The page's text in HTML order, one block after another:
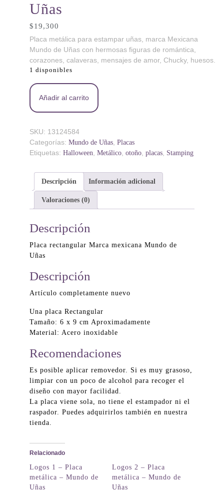
Uñas
$19,300
Placa metálica para estampar uñas, marca Mexicana
Mundo de Uñas con hermosas figuras de romántica,
corazones, calaveras, mensajes de amor, Chucky, huesos.
1 disponibles
Autum 5 - Placa metálica - Mundo de Uñas cantidad
Añadir al carrito
SKU: 13124584
Categorías: Mundo de Uñas, Placas
Etiquetas: Halloween, Metálico, otoño, placas, Stamping
Descripción Información adicional
Valoraciones (0)
Descripción
Placa rectangular Marca mexicana Mundo de
Uñas
Descripción
Artículo completamente nuevo
Una placa Rectangular
Tamaño: 6 x 9 cm Aproximadamente
Material: Acero inoxidable
Recomendaciones
Es posible aplicar removedor. Si es muy grasoso,
limpiar con un poco de alcohol para recoger el
diseño con mayor facilidad.
La placa viene sola, no tiene el estampador ni el
raspador. Puedes adquirirlos también en nuestra
tienda.
Relacionado
Logos 1 – Placa
metálica – Mundo de
Uñas
Logos 2 – Placa
metálica – Mundo de
Uñas